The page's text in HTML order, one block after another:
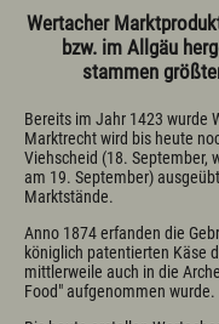
Familiendorf
Sport und Freizeit
Gesundheit / Wellness
Winter
Impressionen
Urlaub im Allgäu
Suchen & Buchen
Urlaub auf dem Bauernhof
Camping & Wohnmobile
Familienferien Allgäuhaus
Wertacher
bzw. im Allgäu
stammen
Bereits im Jahr 1423 wurde
Marktrecht wird bis heute
Viehscheid (18. September,
am 19. September)
Marktstände.
Anno 1874 erfanden die
königlich patentierten Käse
mittlerweile auch in die
Food" aufgenommen wurde.